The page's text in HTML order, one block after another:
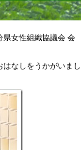
県女性組織協議会 会
はなしをうかがいまし